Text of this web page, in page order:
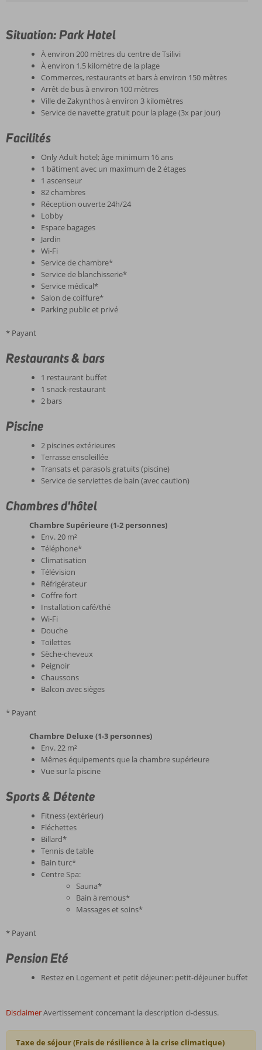
Situation: Park Hotel
À environ 200 mètres du centre de Tsilivi
À environ 1,5 kilomètre de la plage
Commerces, restaurants et bars à environ 150 mètres
Arrêt de bus à environ 100 mètres
Ville de Zakynthos à environ 3 kilomètres
Service de navette gratuit pour la plage (3x par jour)
Facilités
Only Adult hotel; âge minimum 16 ans
1 bâtiment avec un maximum de 2 étages
1 ascenseur
82 chambres
Réception ouverte 24h/24
Lobby
Espace bagages
Jardin
Wi-Fi
Service de chambre*
Service de blanchisserie*
Service médical*
Salon de coiffure*
Parking public et privé
* Payant
Restaurants & bars
1 restaurant buffet
1 snack-restaurant
2 bars
Piscine
2 piscines extérieures
Terrasse ensoleillée
Transats et parasols gratuits (piscine)
Service de serviettes de bain (avec caution)
Chambres d'hôtel
Chambre Supérieure (1-2 personnes)
Env. 20 m²
Téléphone*
Climatisation
Télévision
Réfrigérateur
Coffre fort
Installation café/thé
Wi-Fi
Douche
Toilettes
Sèche-cheveux
Peignoir
Chaussons
Balcon avec sièges
* Payant
Chambre Deluxe (1-3 personnes)
Env. 22 m²
Mêmes équipements que la chambre supérieure
Vue sur la piscine
Sports & Détente
Fitness (extérieur)
Fléchettes
Billard*
Tennis de table
Bain turc*
Centre Spa:
Sauna*
Bain à remous*
Massages et soins*
* Payant
Pension Eté
Restez en Logement et petit déjeuner: petit-déjeuner buffet
DisclaimerAvertissement concernant la description ci-dessus.
Taxe de séjour (Frais de résilience à la crise climatique)